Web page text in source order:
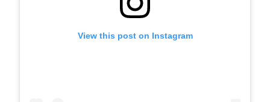
View this post on Instagram